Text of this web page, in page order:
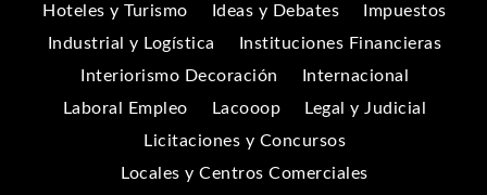
Hoteles y Turismo
Ideas y Debates
Impuestos
Industrial y Logística
Instituciones Financieras
Interiorismo Decoración
Internacional
Laboral Empleo
Lacooop
Legal y Judicial
Licitaciones y Concursos
Locales y Centros Comerciales